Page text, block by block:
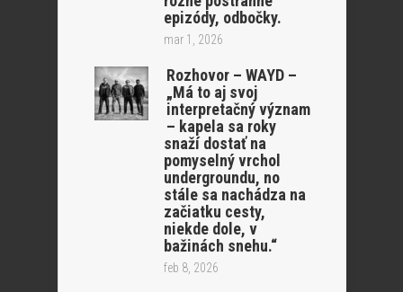
epizódy, odbočky.
mar 1, 2026
Rozhovor – WAYD –
„Má to aj svoj
interpretačný význam
– kapela sa roky
snaží dostať na
pomyselný vrchol
undergroundu, no
stále sa nachádza na
začiatku cesty,
niekde dole, v
bažinách snehu.“
feb 8, 2026